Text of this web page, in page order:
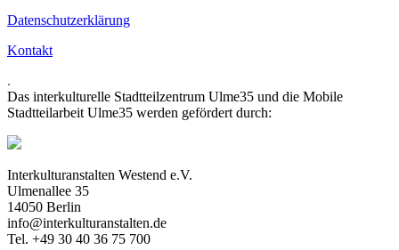
Datenschutzerklärung
Kontakt
.
Das interkulturelle Stadtteilzentrum Ulme35 und die Mobile
Stadtteilarbeit Ulme35 werden gefördert durch:
Interkulturanstalten Westend e.V.
Ulmenallee 35
14050 Berlin
info@interkulturanstalten.de
Tel. +49 30 40 36 75 700